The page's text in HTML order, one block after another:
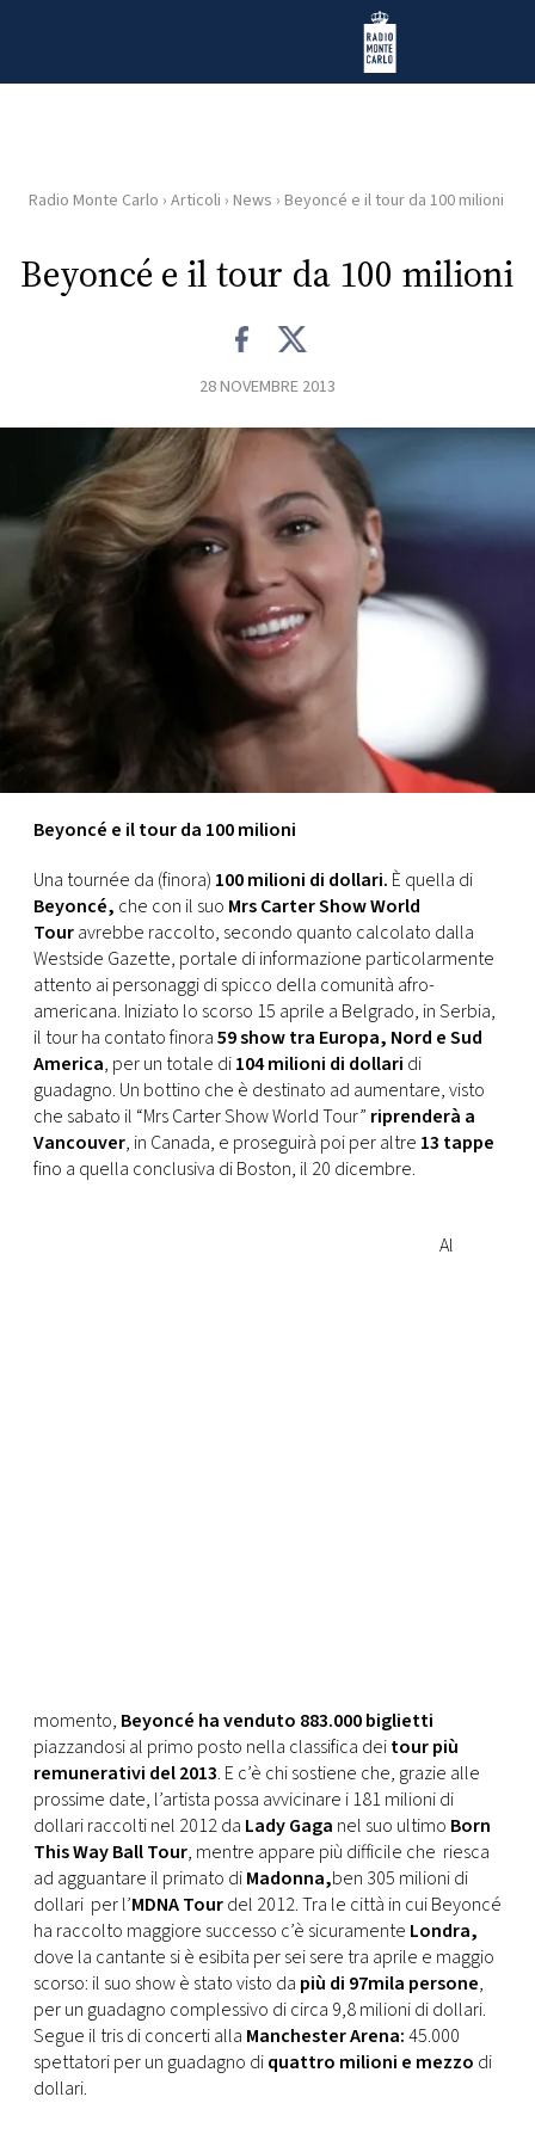
Radio Monte Carlo
HOME
RADIO
PLAYLIST
NEWS
FOTO
CONCORSI
EVENTI
VIDEO
TV
PRINCIPATO
DI
MONACO
RMC
CONSIGLIA
Radio Monte Carlo › Articoli › News › Beyoncé e il tour da 100 milioni
Beyoncé e il tour da 100 milioni
28 NOVEMBRE 2013
Beyoncé e il tour da 100 milioni
Una tournée da (finora) 100 milioni di dollari. È quella di
Beyoncé, che con il suo Mrs Carter Show World
Touravrebbe raccolto, secondo quanto calcolato dalla
Westside Gazette, portale di informazione particolarmente
attento ai personaggi di spicco della comunità afro-
americana. Iniziato lo scorso 15 aprile a Belgrado, in Serbia,
il tour ha contato finora59 show tra Europa, Nord e Sud
America, per un totale di104 milioni di dollari di
guadagno. Un bottino che è destinato ad aumentare, visto
che sabato il “Mrs Carter Show World Tour” riprenderà a
Vancouver, in Canada, e proseguirà poi per altre 13 tappe
fino a quella conclusiva di Boston, il 20 dicembre.
Al
momento, Beyoncé ha venduto 883.000 biglietti
piazzandosi al primo posto nella classifica deitour più
remunerativi del 2013. E c’è chi sostiene che, grazie alle
prossime date, l’artista possa avvicinare i 181 milioni di
dollari raccolti nel 2012 da Lady Gaga nel suo ultimo Born
This Way Ball Tour, mentre appare più difficile che riesca
ad agguantare il primato diMadonna,ben 305 milioni di
dollari per l’MDNA Tourdel 2012. Tra le città in cui Beyoncé
ha raccolto maggiore successo c’è sicuramente Londra,
dove la cantante si è esibita per sei sere tra aprile e maggio
scorso: il suo show è stato visto da più di 97mila persone,
per un guadagno complessivo di circa 9,8 milioni di dollari.
Segue il tris di concerti alla Manchester Arena:45.000
spettatori per un guadagno diquattro milioni e mezzo di
dollari.